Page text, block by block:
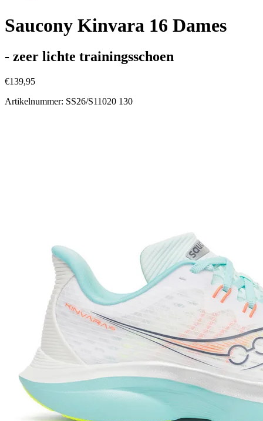
Saucony Kinvara 16 Dames
- zeer lichte trainingsschoen
€139,95
Artikelnummer: SS26/S11020 130